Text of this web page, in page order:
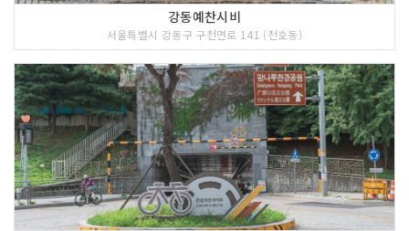
강동예찬시비
서울특별시 강동구 구천면로 141 (천호동)